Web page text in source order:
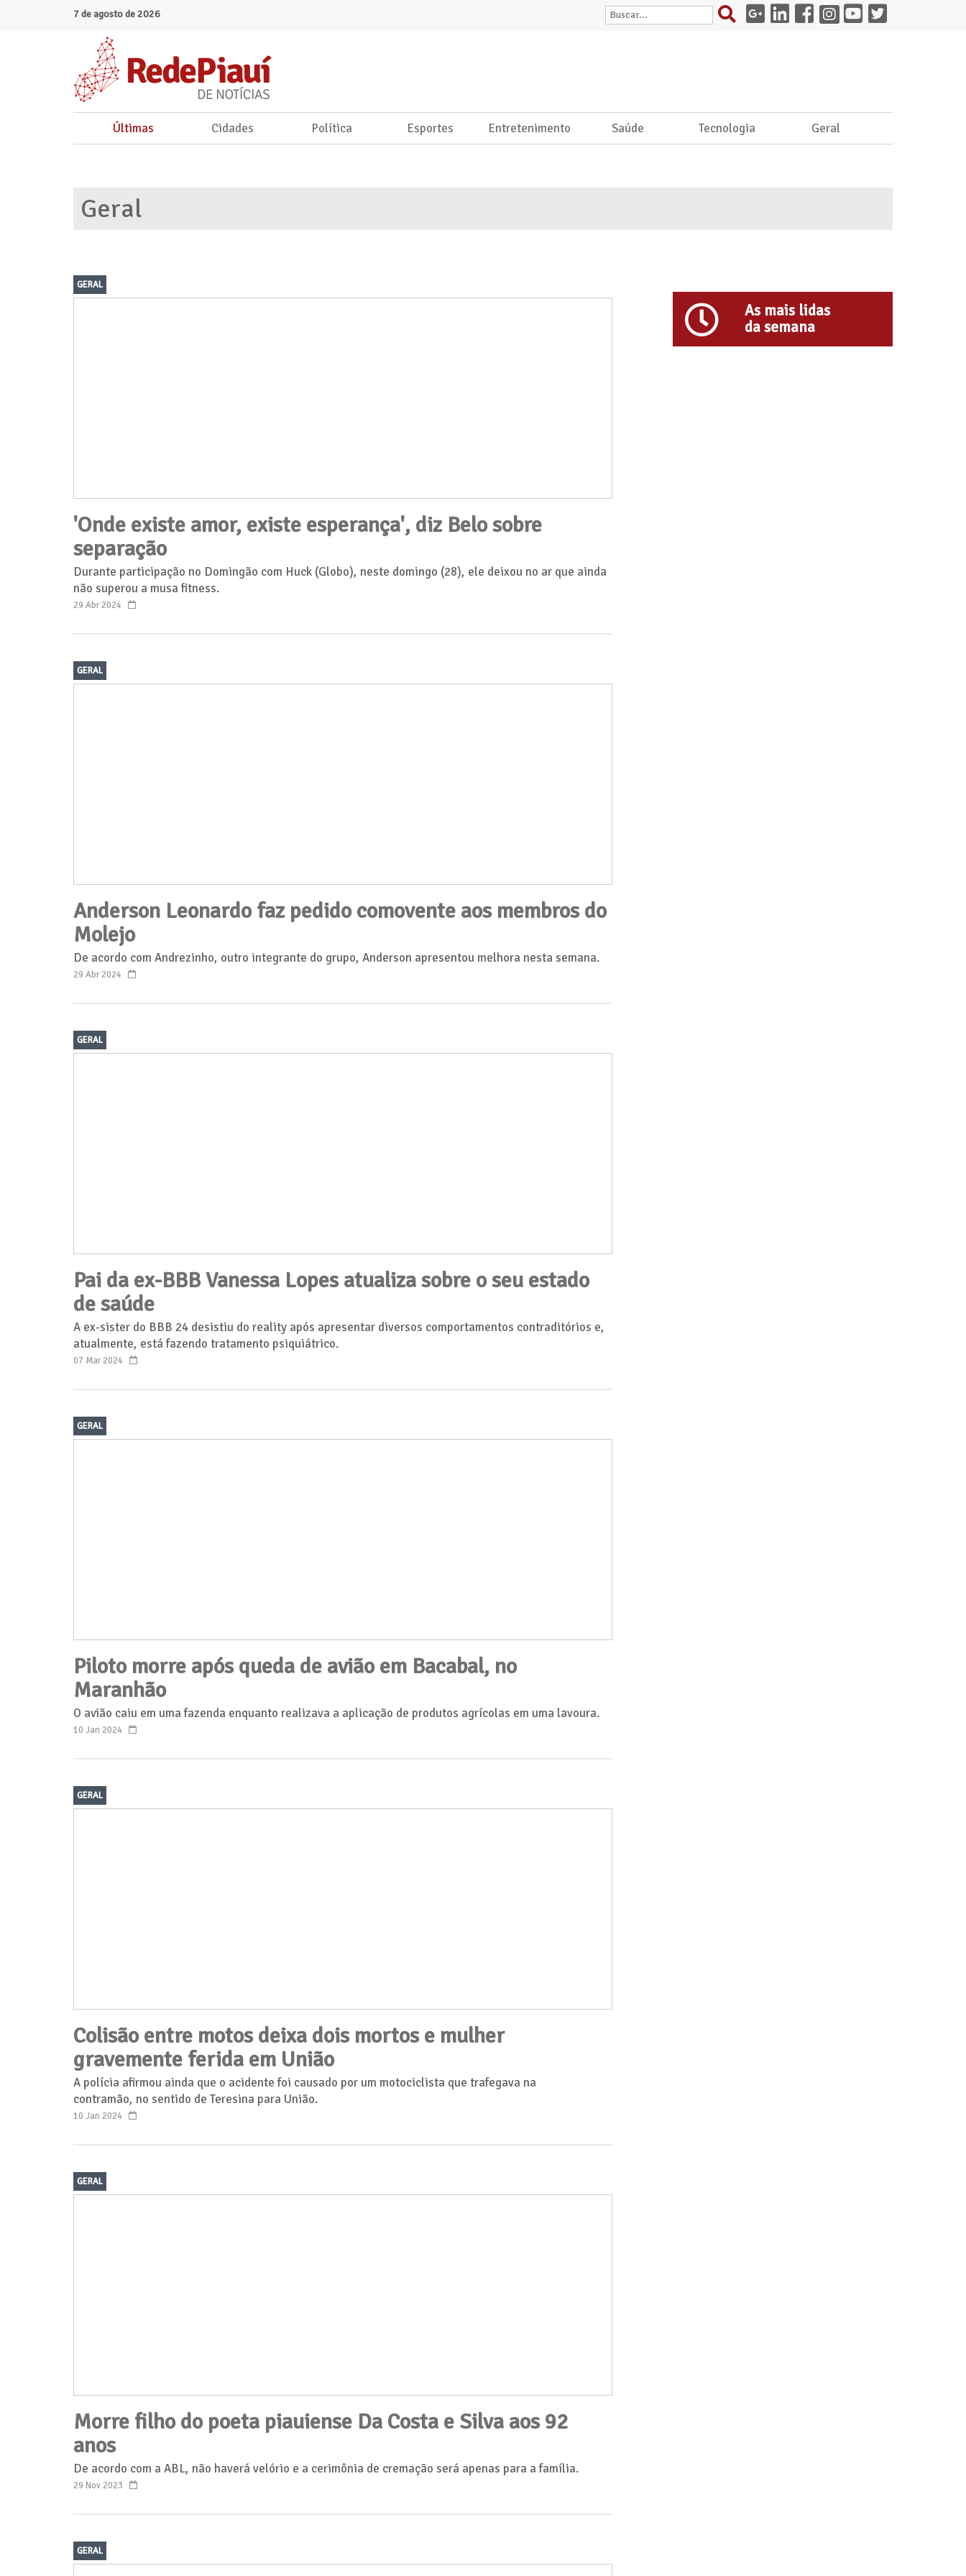
7 de agosto de 2026
Últimas Cidades Política Esportes Entretenimento Saúde Tecnologia Geral
Geral
GERAL
'Onde existe amor, existe esperança', diz Belo sobre
separação
Durante participação no Domingão com Huck (Globo), neste domingo (28), ele deixou no ar que ainda
não superou a musa fitness.
29 Abr 2024
GERAL
Anderson Leonardo faz pedido comovente aos membros do
Molejo
De acordo com Andrezinho, outro integrante do grupo, Anderson apresentou melhora nesta semana.
29 Abr 2024
GERAL
Pai da ex-BBB Vanessa Lopes atualiza sobre o seu estado
de saúde
A ex-sister do BBB 24 desistiu do reality após apresentar diversos comportamentos contraditórios e,
atualmente, está fazendo tratamento psiquiátrico.
07 Mar 2024
GERAL
Piloto morre após queda de avião em Bacabal, no
Maranhão
O avião caiu em uma fazenda enquanto realizava a aplicação de produtos agrícolas em uma lavoura.
10 Jan 2024
GERAL
Colisão entre motos deixa dois mortos e mulher
gravemente ferida em União
A polícia afirmou ainda que o acidente foi causado por um motociclista que trafegava na
contramão, no sentido de Teresina para União.
10 Jan 2024
GERAL
Morre filho do poeta piauiense Da Costa e Silva aos 92
anos
De acordo com a ABL, não haverá velório e a cerimônia de cremação será apenas para a família.
29 Nov 2023
GERAL
As mais lidas
da semana